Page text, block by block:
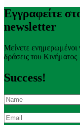
Εγγραφείτε
newsletter
Μείνετε ενημερωμένοι
δράσεις του Κινήματος
Success!